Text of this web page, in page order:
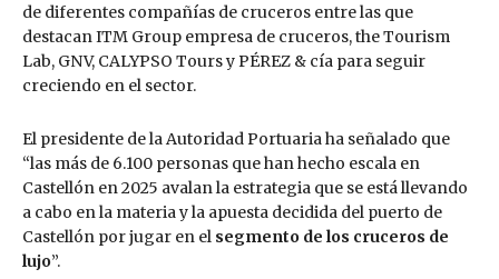
de diferentes compañías de cruceros entre las que
destacan ITM Group empresa de cruceros, the Tourism
Lab, GNV, CALYPSO Tours y PÉREZ & cía para seguir
creciendo en el sector.
El presidente de la Autoridad Portuaria ha señalado que
“las más de 6.100 personas que han hecho escala en
Castellón en 2025 avalan la estrategia que se está llevando
a cabo en la materia y la apuesta decidida del puerto de
Castellón por jugar en el segmento de los cruceros de
lujo”.